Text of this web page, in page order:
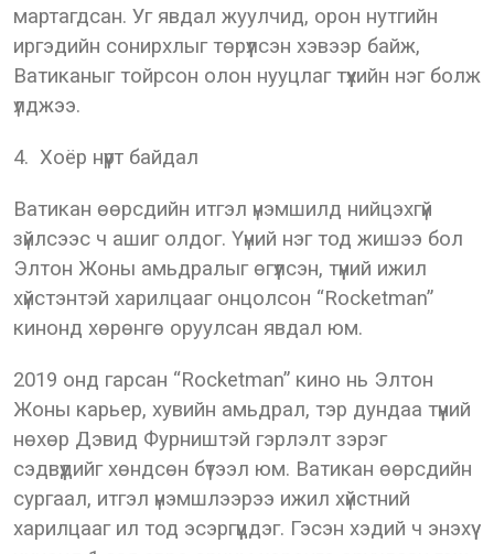
мартагдсан. Уг явдал жуулчид, орон нутгийн
иргэдийн сонирхлыг төрүүлсэн хэвээр байж,
Ватиканыг тойрсон олон нууцлаг түүхийн нэг болж
үлджээ.
4. Хоёр нүүрт байдал
Ватикан өөрсдийн итгэл үнэмшилд нийцэхгүй
зүйлсээс ч ашиг олдог. Үүний нэг тод жишээ бол
Элтон Жоны амьдралыг өгүүлсэн, түүний ижил
хүйстэнтэй харилцааг онцолсон “Rocketman”
кинонд хөрөнгө оруулсан явдал юм.
2019 онд гарсан “Rocketman” кино нь Элтон
Жоны карьер, хувийн амьдрал, тэр дундаа түүний
нөхөр Дэвид Фурништэй гэрлэлт зэрэг
сэдвүүдийг хөндсөн бүтээл юм. Ватикан өөрсдийн
сургаал, итгэл үнэмшлээрээ ижил хүйстний
харилцааг ил тод эсэргүүцдэг. Гэсэн хэдий ч энэхүү